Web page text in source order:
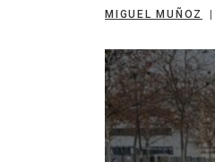
MIGUEL MUÑOZ